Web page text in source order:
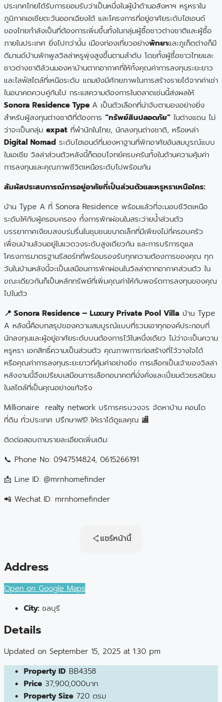
ประเทศไทยได้รับการยอมรับว่าเป็นหนึ่งในผู้นำด้านอสังหาฯ หรูหราใน
ภูมิภาคเอเชียตะวันออกเฉียงใต้ และโครงการที่อยู่อาศัยระดับไฮเอนด์
ของไทยกำลังเป็นที่ต้องการเพิ่มขึ้นทั้งในกลุ่มผู้ซื้อชาวต่างชาติและผู้ซื้อ
ภายในประเทศ ยิ่งไปกว่านั้น เมืองท่องเที่ยวอย่างพัทยาและภูเก็ตต่างก็มี
ดีมานด์บ้านพักพูลวิลล่าหรูพุ่งสูงขึ้นตามลำดับ โดยทั้งผู้ซื้อชาวไทยและ
ชาวต่างชาติล้วนมองหาบ้านตากอากาศที่ให้ทั้งคุณค่าการลงทุนระยะยาว
และไลฟ์สไตล์ที่เหนือระดับ แถมยังมีศักยภาพในการสร้างรายได้จากค่าเช่า
ในอนาคตควบคู่กันไป กระแสความต้องการในตลาดเช่นนี้ส่งผลให้
Sonora Residence Type A เป็นตัวเลือกที่น่าจับตามองอย่างยิ่ง
สำหรับผู้ลงทุนต่างชาติที่ต้องการ “ทรัพย์สินปลอดภัย” ในต่างแดน ไม่
ว่าจะเป็นกลุ่ม expat ที่พำนักในไทย, นักลงทุนต่างชาติ, หรือเหล่า
Digital Nomad ระดับไฮเอนด์ที่มองหาฐานที่พักอาศัยอันสมบูรณ์แบบ
ในเอเชีย วิลล่าส่วนตัวหลังนี้ก็ตอบโจทย์ครบครันทั้งในด้านความคุ้มค่า
การลงทุนและคุณภาพชีวิตเหนือระดับไปพร้อมกัน
สัมผัสประสบการณ์การอยู่อาศัยที่เป็นส่วนตัวและหรูหราเหนือใคร:
บ้าน Type A ที่ Sonora Residence พร้อมแล้วที่จะมอบชีวิตเหนือ
ระดับให้กับผู้ครอบครอง ทั้งการพักผ่อนในสระว่ายน้ำส่วนตัว
บรรยากาศเงียบสงบร่มรื่นในชุมชนขนาดเล็กที่มีเพียงไม่กี่ครอบครัว
เพื่อนบ้านล้วนอยู่ในแวดวงระดับสูงเดียวกัน และการบริการดูแล
โครงการมาตรฐานรีสอร์ทที่พร้อมรองรับทุกความต้องการของคุณ ทุก
วันในบ้านหลังนี้จะเป็นเสมือนการพักผ่อนในวิลล่าตากอากาศส่วนตัว ใน
ขณะเดียวกันก็เป็นหลักทรัพย์ที่เพิ่มคุณค่าให้กับพอร์ตการลงทุนของคุณ
ไปในตัว
📍 Sonora Residence – Luxury Private Pool Villa บ้าน Type
A หลังนี้คือบทสรุปของความสมบูรณ์แบบที่รวมเอาทุกองค์ประกอบที่
นักลงทุนและผู้อยู่อาศัยระดับบนต้องการไว้ในหนึ่งเดียว ไม่ว่าจะเป็นความ
หรูหรา เอกสิทธิ์ความเป็นส่วนตัว คุณภาพการก่อสร้างที่ไว้วางใจได้
หรือคุณค่าการลงทุนระยะยาวที่คุ้มค่าอย่างยิ่ง การเลือกเป็นเจ้าของวิลล่า
หลังงามนี้จึงเปรียบเสมือนการเลือกอนาคตที่มั่งคั่งและเปี่ยมด้วยรสนิยม
ในสไตล์ที่เป็นคุณอย่างแท้จริง
Millionaire realty network บริการครบวงจร จัดหาบ้าน คอนโด
ที่ดิน ทั่วประเทศ ปรึกษาฟรี! ให้เราได้ดูแลคุณ 🏬
ติดต่อสอบถามรายละเอียดเพิ่มเติม:
📞 Phone No: 0947514824, 0615266191
📩 Line ID: @mrnhomefinder
📲 Wechat ID: mrnhomefinder
แชร์หน้านี้
Address
Open on Google Maps
City: ชลบุรี
Details
Updated on September 15, 2025 at 1:30 pm
Property ID BB4358
Price 37,900,000บาท
Property Size 720 ตรม